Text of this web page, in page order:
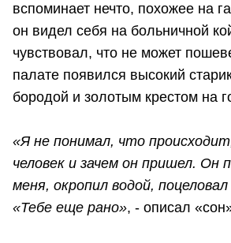
вспоминает нечто, похожее на
он видел себя на больничной
чувствовал, что не может
палате появился высокий
бородой и золотым крестом на
«Я не понимал, что
человек и зачем он пришел. Он
меня, окропил водой, поцеловал
«Тебе еще рано», - описал